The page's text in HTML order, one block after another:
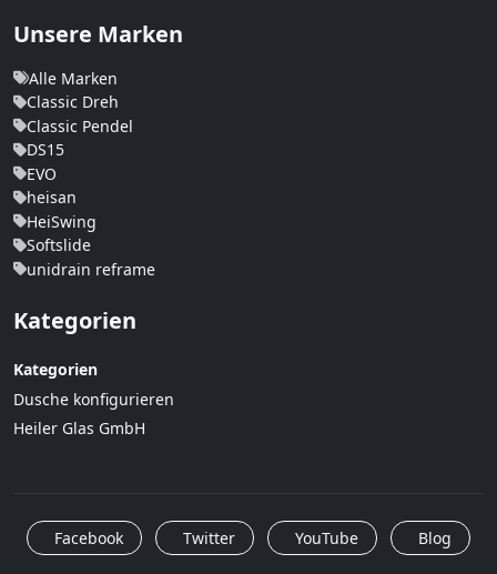
Unsere Marken
Alle Marken
Classic Dreh
Classic Pendel
DS15
EVO
heisan
HeiSwing
Softslide
unidrain reframe
Kategorien
Kategorien
Dusche konfigurieren
Heiler Glas GmbH
Facebook Twitter YouTube Blog